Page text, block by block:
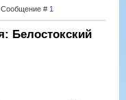
Сообщение # 1
Белостокский